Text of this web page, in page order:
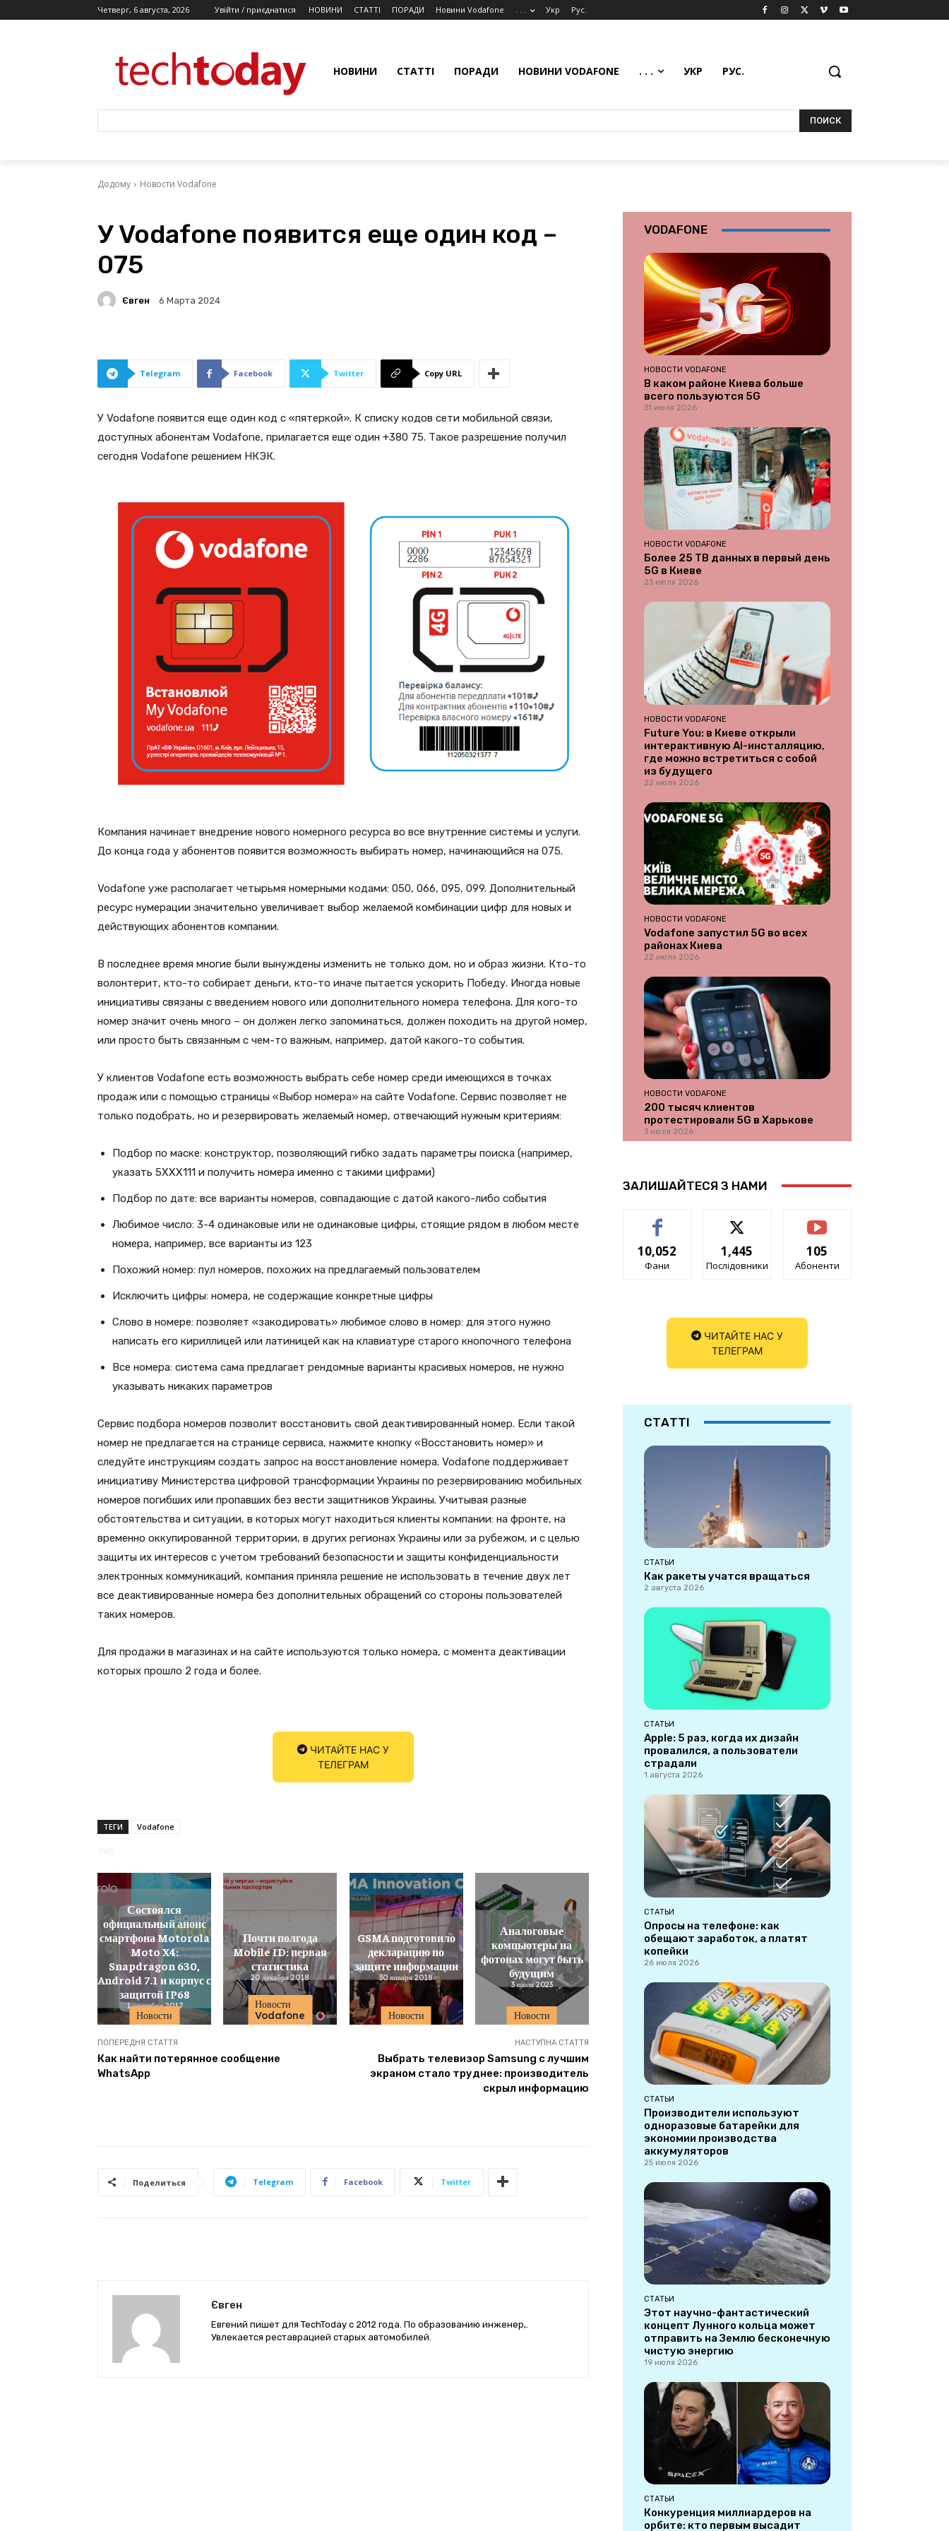
Четверг, 6 августа, 2026 Увійти / приєднатися НОВИНИ СТАТТІ ПОРАДИ Новини Vodafone . . . Укр Рус.
НОВИНИ СТАТТІ ПОРАДИ НОВИНИ VODAFONE . . . УКР РУС.
ПОИСК
Додому Новости Vodafone
У Vodafone появится еще один код –
075
Євген 6 Марта 2024
Telegram Facebook Twitter Copy URL
У Vodafone появится еще один код с «пятеркой». К списку кодов сети мобильной связи,
доступных абонентам Vodafone, прилагается еще один +380 75. Такое разрешение получил
сегодня Vodafone решением НКЭК.
Компания начинает внедрение нового номерного ресурса во все внутренние системы и услуги.
До конца года у абонентов появится возможность выбирать номер, начинающийся на 075.
Vodafone уже располагает четырьмя номерными кодами: 050, 066, 095, 099. Дополнительный
ресурс нумерации значительно увеличивает выбор желаемой комбинации цифр для новых и
действующих абонентов компании.
В последнее время многие были вынуждены изменить не только дом, но и образ жизни. Кто-то
волонтерит, кто-то собирает деньги, кто-то иначе пытается ускорить Победу. Иногда новые
инициативы связаны с введением нового или дополнительного номера телефона. Для кого-то
номер значит очень много – он должен легко запоминаться, должен походить на другой номер,
или просто быть связанным с чем-то важным, например, датой какого-то события.
У клиентов Vodafone есть возможность выбрать себе номер среди имеющихся в точках
продаж или с помощью страницы «Выбор номера» на сайте Vodafone. Сервис позволяет не
только подобрать, но и резервировать желаемый номер, отвечающий нужным критериям:
Подбор по маске: конструктор, позволяющий гибко задать параметры поиска (например,
указать 5ХХХ111 и получить номера именно с такими цифрами)
Подбор по дате: все варианты номеров, совпадающие с датой какого-либо события
Любимое число: 3-4 одинаковые или не одинаковые цифры, стоящие рядом в любом месте
номера, например, все варианты из 123
Похожий номер: пул номеров, похожих на предлагаемый пользователем
Исключить цифры: номера, не содержащие конкретные цифры
Слово в номере: позволяет «закодировать» любимое слово в номер: для этого нужно
написать его кириллицей или латиницей как на клавиатуре старого кнопочного телефона
Все номера: система сама предлагает рендомные варианты красивых номеров, не нужно
указывать никаких параметров
Сервис подбора номеров позволит восстановить свой деактивированный номер. Если такой
номер не предлагается на странице сервиса, нажмите кнопку «Восстановить номер» и
следуйте инструкциям создать запрос на восстановление номера. Vodafone поддерживает
инициативу Министерства цифровой трансформации Украины по резервированию мобильных
номеров погибших или пропавших без вести защитников Украины. Учитывая разные
обстоятельства и ситуации, в которых могут находиться клиенты компании: на фронте, на
временно оккупированной территории, в других регионах Украины или за рубежом, и с целью
защиты их интересов с учетом требований безопасности и защиты конфиденциальности
электронных коммуникаций, компания приняла решение не использовать в течение двух лет
все деактивированные номера без дополнительных обращений со стороны пользователей
таких номеров.
Для продажи в магазинах и на сайте используются только номера, с момента деактивации
которых прошло 2 года и более.
ЧИТАЙТЕ НАС У
ТЕЛЕГРАМ
ТЕГИ Vodafone
Новости
Состоялся
официальный анонс
смартфона Motorola
Moto X4:
Snapdragon 630,
Android 7.1 и корпус с
защитой IP68
1 сентября 2017
Новости
Vodafone
Почти полгода
Mobile ID: первая
статистика
20 декабря 2018
Новости
GSMA подготовило
декларацию по
защите информации
30 января 2018
Новости
Аналоговые
компьютеры на
фотонах могут быть
будущим
3 июля 2023
ПОПЕРЕДНЯ СТАТТЯ
Как найти потерянное сообщение
WhatsApp
НАСТУПНА СТАТТЯ
Выбрать телевизор Samsung с лучшим
экраном стало труднее: производитель
скрыл информацию
Поделиться Telegram Facebook Twitter
Євген
Евгений пишет для TechToday с 2012 года. По образованию инженер,.
Увлекается реставрацией старых автомобилей.
VODAFONE
НОВОСТИ VODAFONE
В каком районе Киева больше
всего пользуются 5G
31 июля 2026
НОВОСТИ VODAFONE
Более 25 ТВ данных в первый день
5G в Киеве
23 июля 2026
НОВОСТИ VODAFONE
Future You: в Киеве открыли
интерактивную AI-инсталляцию,
где можно встретиться с собой
из будущего
22 июля 2026
НОВОСТИ VODAFONE
Vodafone запустил 5G во всех
районах Киева
22 июля 2026
НОВОСТИ VODAFONE
200 тысяч клиентов
протестировали 5G в Харькове
3 июля 2026
ЗАЛИШАЙТЕСЯ З НАМИ
10,052
Фани
1,445
Послідовники
105
Абоненти
ЧИТАЙТЕ НАС У
ТЕЛЕГРАМ
СТАТТІ
СТАТЬИ
Как ракеты учатся вращаться
2 августа 2026
СТАТЬИ
Apple: 5 раз, когда их дизайн
провалился, а пользователи
страдали
1 августа 2026
СТАТЬИ
Опросы на телефоне: как
обещают заработок, а платят
копейки
26 июля 2026
СТАТЬИ
Производители используют
одноразовые батарейки для
экономии производства
аккумуляторов
25 июля 2026
СТАТЬИ
Этот научно-фантастический
концепт Лунного кольца может
отправить на Землю бесконечную
чистую энергию
19 июля 2026
СТАТЬИ
Конкуренция миллиардеров на
орбите: кто первым высадит